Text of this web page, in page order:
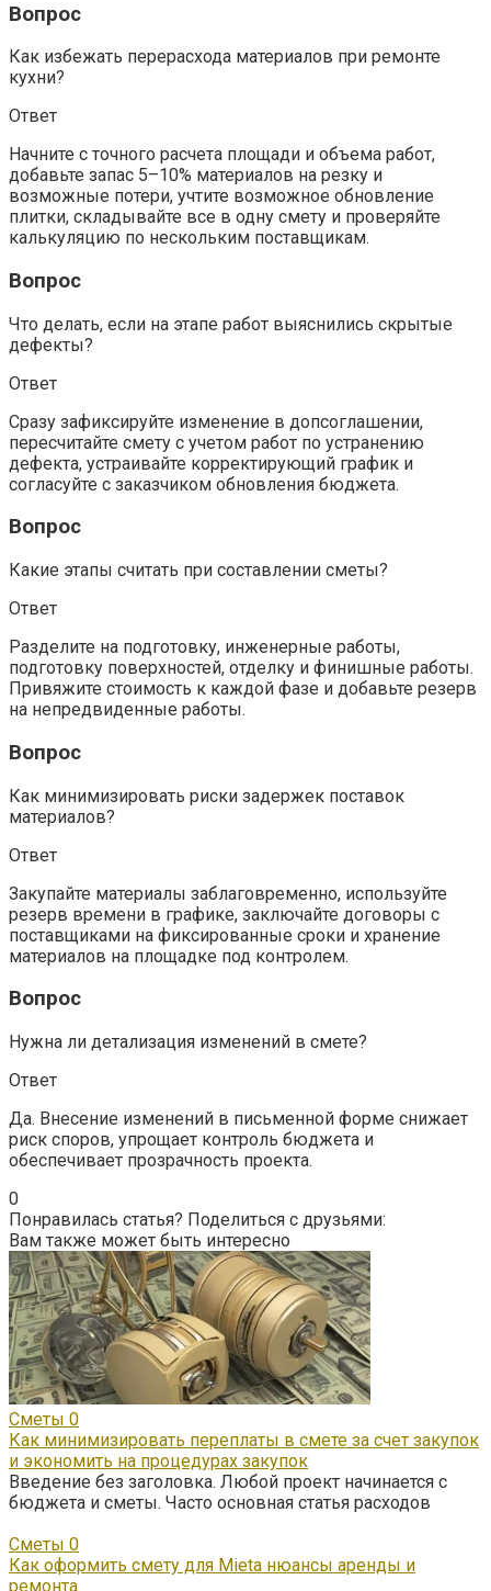
Вопрос
Как избежать перерасхода материалов при ремонте
кухни?
Ответ
Начните с точного расчета площади и объема работ,
добавьте запас 5–10% материалов на резку и
возможные потери, учтите возможное обновление
плитки, складывайте все в одну смету и проверяйте
калькуляцию по нескольким поставщикам.
Вопрос
Что делать, если на этапе работ выяснились скрытые
дефекты?
Ответ
Сразу зафиксируйте изменение в допсоглашении,
пересчитайте смету с учетом работ по устранению
дефекта, устраивайте корректирующий график и
согласуйте с заказчиком обновления бюджета.
Вопрос
Какие этапы считать при составлении сметы?
Ответ
Разделите на подготовку, инженерные работы,
подготовку поверхностей, отделку и финишные работы.
Привяжите стоимость к каждой фазе и добавьте резерв
на непредвиденные работы.
Вопрос
Как минимизировать риски задержек поставок
материалов?
Ответ
Закупайте материалы заблаговременно, используйте
резерв времени в графике, заключайте договоры с
поставщиками на фиксированные сроки и хранение
материалов на площадке под контролем.
Вопрос
Нужна ли детализация изменений в смете?
Ответ
Да. Внесение изменений в письменной форме снижает
риск споров, упрощает контроль бюджета и
обеспечивает прозрачность проекта.
0
Понравилась статья? Поделиться с друзьями:
Вам также может быть интересно
Сметы 0
Как минимизировать переплаты в смете за счет закупок
и экономить на процедурах закупок
Введение без заголовка. Любой проект начинается с
бюджета и сметы. Часто основная статья расходов
Сметы 0
Как оформить смету для Mietа нюансы аренды и
ремонта